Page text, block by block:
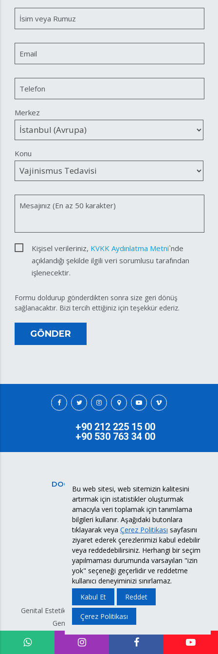
İsim veya Rumuz
Email
Telefon
Merkez
Konu
Mesajınız (En az 50 karakter)
Kişisel verileriniz, KVKK Aydınlatma Metni`nde
açıklandığı şekilde ilgili veri sorumlusu tarafından
işlenecektir.
Formu doldurup gönderdikten sonra size geri dönüş
sağlanacaktır. Bizi tercih ettiğiniz için teşekkür ederiz.
GÖNDER
+90 212 225 15 00
+90 530 763 34 00
DOÇ. DR. SÜLEYMAN ESERDAĞ
Verdiğim Eğitimler
Sağlık Köşesi
Blog
Videolar
Gebelik Haftası Hesaplama
İletişim
Genital Estetik Nedir? Genital Bölge Estetiği Nasıl Yapılır?
Genital Estetik Ameliyatları Nelerdir?
Genital Estetik İstanbul
Vajina Estetiği Ankara
Bu web sitesi, web sitemizin kalitesini
artırmak için istatistikler oluşturmak
amacıyla veri toplamak için tanımlama
bilgileri kullanır. Aşağıdaki butonlara
tıklayarak veya Çerez Politikası sayfasını
ziyaret ederek çerezlerimizi kabul edebilir
veya reddedebilirsiniz. Herhangi bir seçim
yapılmaması durumunda varsayılan "izin
yok" seçeneği geçerlidir ve reddetme
kullanıcı deneyiminizi sınırlamaz.
Kabul Et
Reddet
Çerez Politikası